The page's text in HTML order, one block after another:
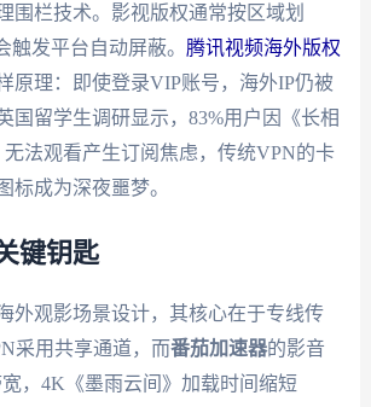
围栏技术。影视版权通常按区域划
触发平台自动屏蔽。 腾讯视频海外版权
原理：即使登录VIP账号，海外IP仍被
国留学生调研显示，83%用户因《长相
法观看产生订阅焦虑，传统VPN的卡
标成为深夜噩梦。
键钥匙
外观影场景设计，其核心在于专线传
采用共享通道，而番茄加速器的影音
，4K《墨雨云间》加载时间缩短